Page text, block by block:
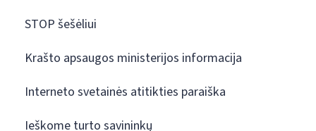
STOP šešėliui
Krašto apsaugos ministerijos informacija
Interneto svetainės atitikties paraiška
Ieškome turto savininkų